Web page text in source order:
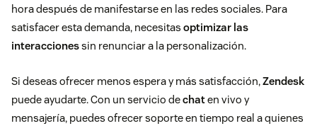
hora después de manifestarse en las redes sociales. Para
satisfacer esta demanda, necesitas optimizar las
interaccionessin renunciar a la personalización.
Si deseas ofrecer menos espera y más satisfacción,Zendesk
puede ayudarte. Con un servicio dechaten vivo y
mensajería, puedes ofrecer soporte en tiempo real a quienes